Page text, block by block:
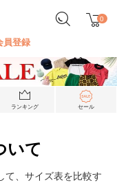
0
員登録
ランキング セール
いて
て、サイズ表を比較す